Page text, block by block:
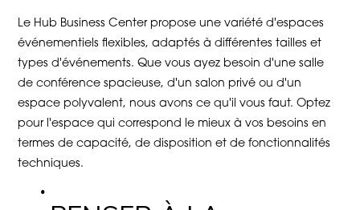
Le Hub Business Center propose une variété d'espaces
événementiels flexibles, adaptés à différentes tailles et
types d'événements. Que vous ayez besoin d'une salle
de conférence spacieuse, d'un salon privé ou d'un
espace polyvalent, nous avons ce qu'il vous faut. Optez
pour l'espace qui correspond le mieux à vos besoins en
termes de capacité, de disposition et de fonctionnalités
techniques.